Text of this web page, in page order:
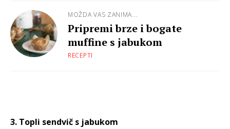
MOŽDA VAS ZANIMA...
Pripremi brze i bogate
muffine s jabukom
RECEPTI
3. Topli sendvič s jabukom